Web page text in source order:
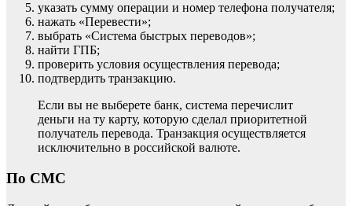
указать сумму операции и номер телефона получателя;
нажать «Перевести»;
выбрать «Система быстрых переводов»;
найти ГПБ;
проверить условия осуществления перевода;
подтвердить транзакцию.
Если вы не выберете банк, система перечислит
деньги на ту карту, которую сделал приоритетной
получатель перевода. Транзакция осуществляется
исключительно в российской валюте.
По СМС